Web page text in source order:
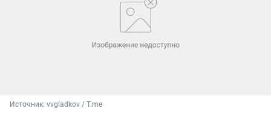
Источник: vvgladkov / T.me